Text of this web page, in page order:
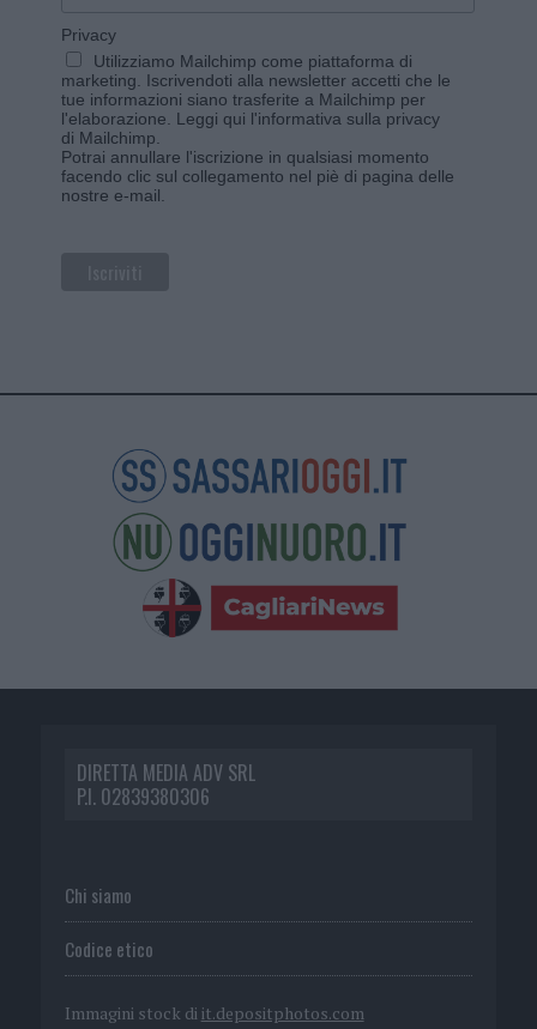
Privacy
Utilizziamo Mailchimp come piattaforma di
marketing. Iscrivendoti alla newsletter accetti che le
tue informazioni siano trasferite a Mailchimp per
l'elaborazione. Leggi qui l'informativa sulla privacy
di Mailchimp.
Potrai annullare l'iscrizione in qualsiasi momento
facendo clic sul collegamento nel piè di pagina delle
nostre e-mail.
DIRETTA MEDIA ADV SRL
P.I. 02839380306
Chi siamo
Codice etico
Immagini stock di it.depositphotos.com